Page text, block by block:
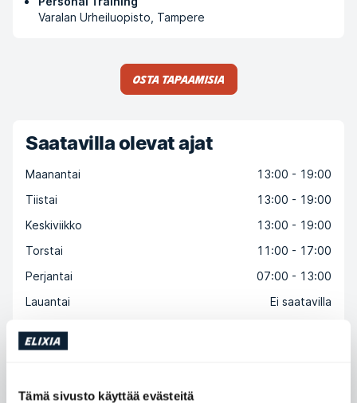
Tämä sivusto käyttää evästeitä
Varalan Urheiluopisto, Tampere
Osta tapaamisia
Saatavilla olevat ajat
Maanantai
13:00 - 19:00
Tiistai
13:00 - 19:00
Keskiviikko
13:00 - 19:00
Torstai
11:00 - 17:00
Perjantai
07:00 - 13:00
Lauantai
Ei saatavilla
Ota yhteyttä Niklas Riikonen